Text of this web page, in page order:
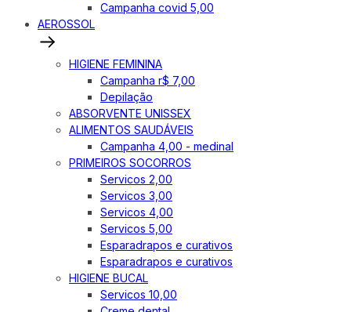
Campanha covid 5,00
AEROSSOL
HIGIENE FEMININA
Campanha r$ 7,00
Depilação
ABSORVENTE UNISSEX
ALIMENTOS SAUDÁVEIS
Campanha 4,00 - medinal
PRIMEIROS SOCORROS
Servicos 2,00
Servicos 3,00
Servicos 4,00
Servicos 5,00
Esparadrapos e curativos
Esparadrapos e curativos
HIGIENE BUCAL
Servicos 10,00